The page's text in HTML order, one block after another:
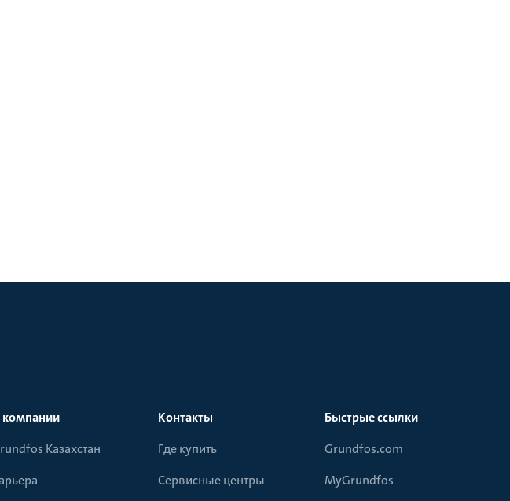
Казахстан
Контакты
Где купить
Сервисные центры
Быстрые ссылки
Grundfos.com
MyGrundfos